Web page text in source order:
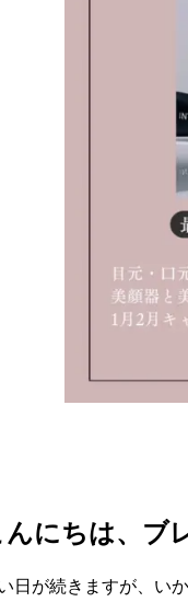
んにちは、ブ
日が続きますが、い